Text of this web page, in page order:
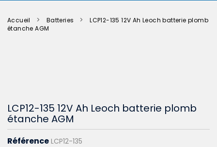
Accueil Batteries
LCP12-135 12V Ah Leoch batterie plomb
étanche AGM
LCP12-135 12V Ah Leoch batterie plomb
étanche AGM
Référence LCP12-135